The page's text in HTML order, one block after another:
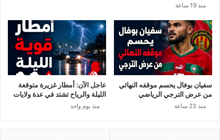
منذ 19 ساعة
سفيان بوفال يحسم موقفه النهائي
من عرض الترجي الرياضي
منذ 23 ساعة
عاجل الآن: أمطار غزيرة متوقعة
الليلة والرياح تشتد في عدة ولايات
منذ يوم واحد